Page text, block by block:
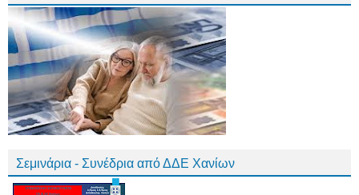
Σεμινάρια - Συνέδρια από ΔΔΕ Χανίων